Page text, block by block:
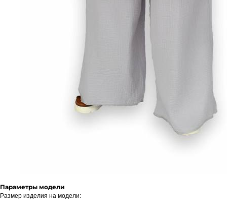
Параметры модели
Размер изделия на модели: